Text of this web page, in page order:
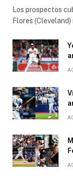
Los prospectos
Flores